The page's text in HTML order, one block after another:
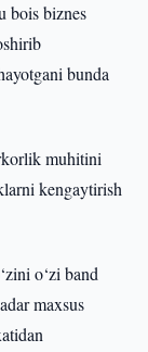
bois biznes
bunda
muhitini
kengaytirish
o‘zi band
maxsus